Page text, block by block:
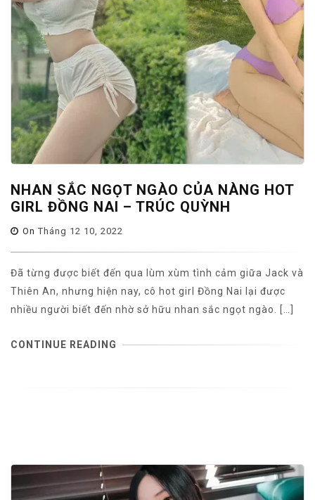
NHAN SẮC NGỌT NGÀO CỦA NÀNG HOT
GIRL ĐỒNG NAI – TRÚC QUỲNH
On Tháng 12 10, 2022
Đã từng được biết đến qua lùm xùm tình cảm giữa Jack và
Thiên An, nhưng hiện nay, cô hot girl Đồng Nai lại được
nhiều người biết đến nhờ sở hữu nhan sắc ngọt ngào. […]
CONTINUE READING